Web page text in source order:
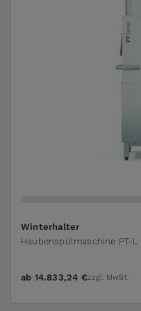
Winterhalter
Haubenspülmaschine PT-L
The price depends
ab 14.833,24 €zzgl. MwSt.